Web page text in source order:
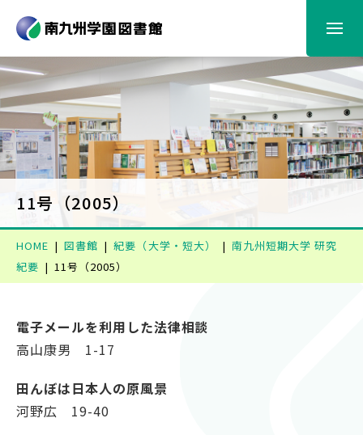
図書館からのお知らせ
利用案内
蔵書検索
情報検索
図書館ガイダンス
11号（2005）
HOME 図書館 紀要（大学・短大）
南九州短期大学 研究
紀要
11号（2005）
電子メールを利用した法律相談
高山康男 1-17
田んぼは日本人の原風景
河野広 19-40